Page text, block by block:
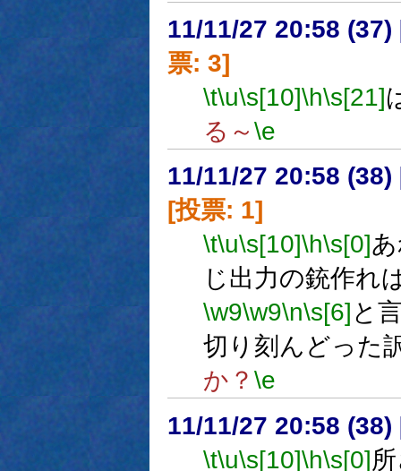
11/11/27 20:58 (37)
票: 3]
\t\u\s[10]\h\s[21]
る～\e
11/11/27 20:58 (38)
[投票: 1]
\t\u\s[10]\h\s[0]
じ出力の銃作れ
\w9\w9\n\s[6] と
切り刻んどった
か？ \e
11/11/27 20:58 (38)
\t\u\s[10]\h\s[0]